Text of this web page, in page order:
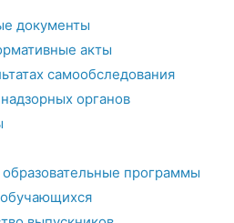
документы
акты
самообследования
органов
программы